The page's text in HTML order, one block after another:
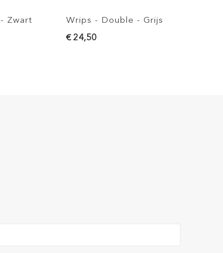
Wrips - Double - Grijs
Wrips - Double -